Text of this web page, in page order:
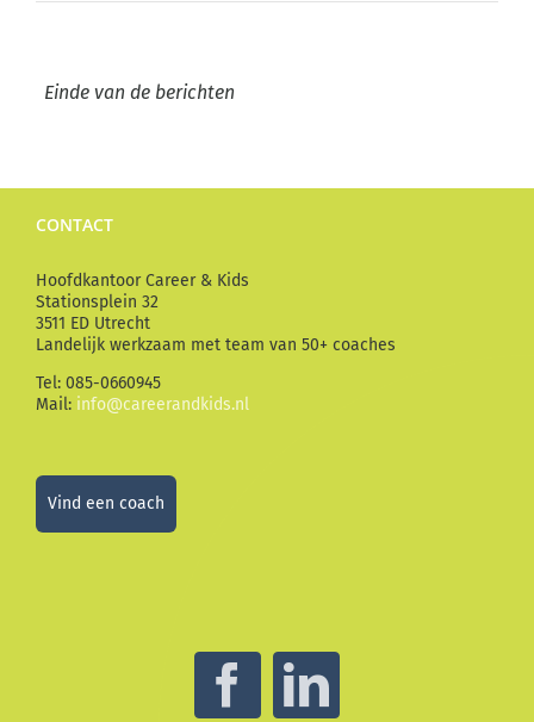
Einde van de berichten
CONTACT
Hoofdkantoor Career & Kids
Stationsplein 32
3511 ED Utrecht
Landelijk werkzaam met team van 50+ coaches
Tel: 085-0660945
Mail: info@careerandkids.nl
Vind een coach
Facebook
LinkedIn